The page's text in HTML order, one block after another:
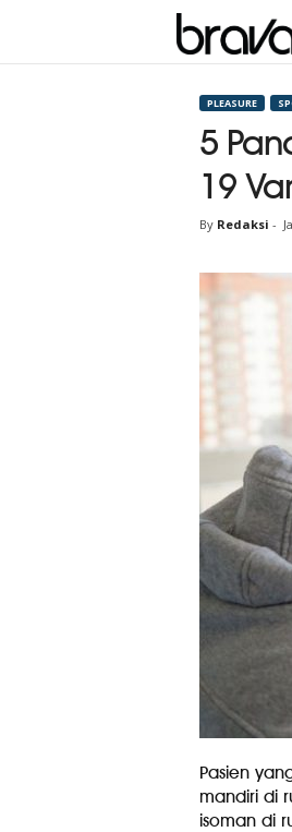
PLEASURE
5
19
By Redaksi -
Pasien
mandiri di
isoman di